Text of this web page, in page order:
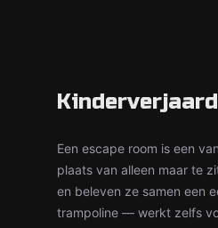
Een escape room is een
plaats van alleen maar te
en beleven ze samen een
trampoline — werkt zelfs